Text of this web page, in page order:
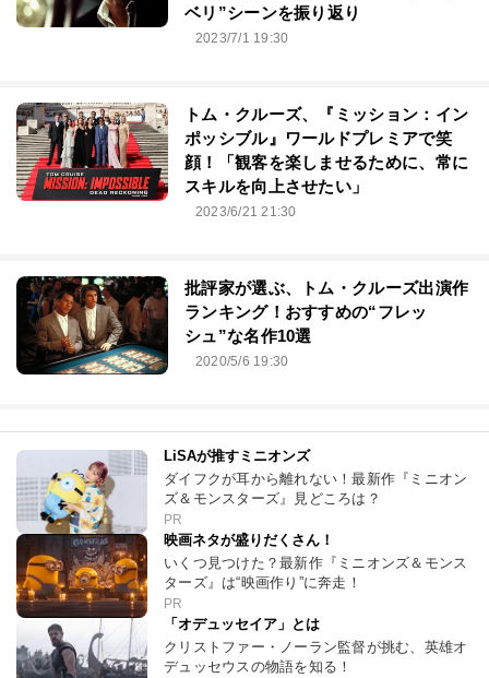
ベリ”シーンを振り返り
2023/7/1 19:30
トム・クルーズ、『ミッション：イン
ポッシブル』ワールドプレミアで笑
顔！「観客を楽しませるために、常に
スキルを向上させたい」
2023/6/21 21:30
批評家が選ぶ、トム・クルーズ出演作
ランキング！おすすめの“フレッ
シュ”な名作10選
2020/5/6 19:30
LiSAが推すミニオンズ
ダイフクが耳から離れない！最新作『ミニオン
ズ＆モンスターズ』見どころは？
PR
映画ネタが盛りだくさん！
いくつ見つけた？最新作『ミニオンズ＆モンス
ターズ』は“映画作り”に奔走！
PR
「オデュッセイア」とは
クリストファー・ノーラン監督が挑む、英雄オ
デュッセウスの物語を知る！